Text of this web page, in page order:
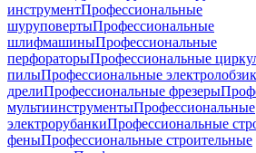
инструментПрофессиональные
шуруповертыПрофессиональные
шлифмашиныПрофессиональные
перфораторыПрофессиональные
пилыПрофессиональные
дрелиПрофессиональные фрезеры
мультиинструментыПрофессиональные
электрорубанкиПрофессиональные
феныПрофессиональные строительные